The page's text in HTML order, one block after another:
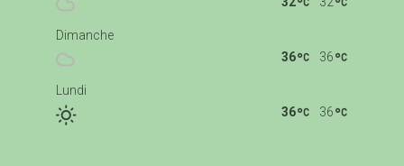
Dimanche
36
36
Lundi
36
36